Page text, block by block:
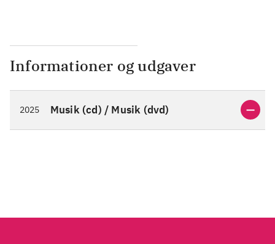
Informationer og udgaver
2025 Musik (cd) / Musik (dvd)